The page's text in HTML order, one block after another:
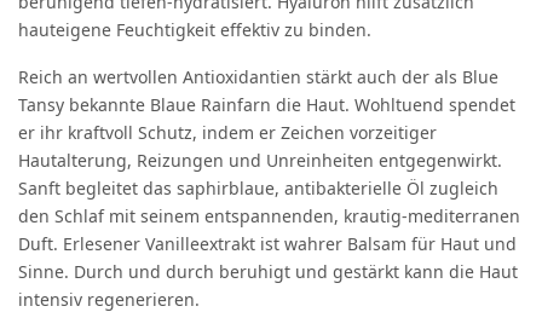
hauteigene Feuchtigkeit effektiv zu binden.
Reich an wertvollen Antioxidantien stärkt auch der als Blue
Tansy bekannte Blaue Rainfarn die Haut. Wohltuend spendet
er ihr kraftvoll Schutz, indem er Zeichen vorzeitiger
Hautalterung, Reizungen und Unreinheiten entgegenwirkt.
Sanft begleitet das saphirblaue, antibakterielle Öl zugleich
den Schlaf mit seinem entspannenden, krautig-mediterranen
Duft. Erlesener Vanilleextrakt ist wahrer Balsam für Haut und
Sinne. Durch und durch beruhigt und gestärkt kann die Haut
intensiv regenerieren.